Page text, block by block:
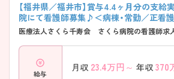
【福井県／福井市】賞与4.4ヶ月分の支
院にて看護師募集♪＜病棟・常勤／正看
医療法人さくら千寿会 さくら病院の看護師求
給与
月収 23.4万円～ 年収 370